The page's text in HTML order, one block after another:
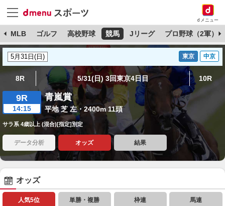
dメニュー
MLB ゴルフ 高校野球 競馬 Jリーグ プロ野球（2軍）
東京 中京
8R 5/31(日) 3回東京4日目 10R
9R
14:15
青嵐賞
平地 芝 左・2400m 11頭
サラ系 4歳以上 (混合)[指定]別定
データ分析 オッズ 結果
オッズ
人気5位 単勝・複勝 枠連 馬連